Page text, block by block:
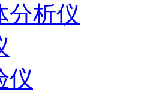
分析仪
仪